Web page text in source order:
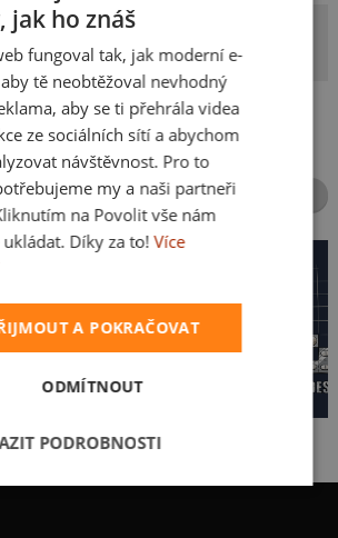
Pete
Autor potisku
zvládá líp než vnoučata! Wi-Fi
drbů jede online. Věk je jen číslo,
přicházejí a odcházejí, ona zůstává.
STEJNÉ KATEGORIE
Karikatura z vlastní fotky Babka a hříbeček
SLOVAK
jak ho znáš
fungoval tak, jak moderní e-
tě neobtěžoval nevhodný
aby se ti přehrála videa
ze sociálních sítí a abychom
návštěvnost. Pro to
my a naši partneři
na Povolit vše nám
Díky za to! Více
A POKRAČOVAT
ODMÍTNOUT
PODROBNOSTI